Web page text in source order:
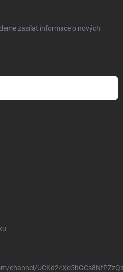
zasílat informace o nových
channel/